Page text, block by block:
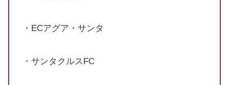
・ECアグア・サンタ
・サンタクルスFC